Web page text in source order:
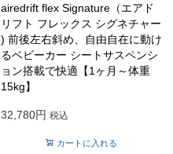
airedrift flex Signature（エアド
リフト フレックス シグネチャー
) 前後左右斜め、自由自在に動け
るベビーカー シートサスペンシ
ョン搭載で快適【1ヶ月～体重
15kg】
32,780 税込
カートに入れる